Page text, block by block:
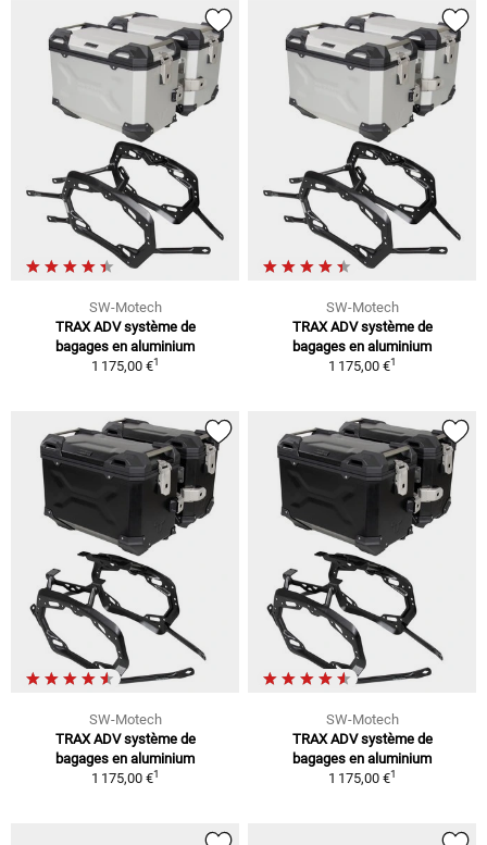
SW-Motech
TRAX ADV système de
bagages en aluminium
1 175,00 €1
SW-Motech
TRAX ADV système de
bagages en aluminium
1 175,00 €1
SW-Motech
TRAX ADV système de
bagages en aluminium
1 175,00 €1
SW-Motech
TRAX ADV système de
bagages en aluminium
1 175,00 €1